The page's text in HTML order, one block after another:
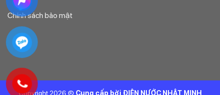
Chính sách bảo mật
Copyright 2026 © Cung cấp bởi ĐIỆN NƯỚC NHẬT MINH